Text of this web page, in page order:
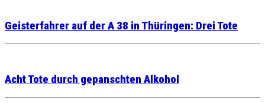
Geisterfahrer auf der A 38 in Thüringen: Drei Tote
Acht Tote durch gepanschten Alkohol